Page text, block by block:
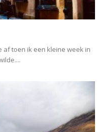
af toen ik een kleine week in